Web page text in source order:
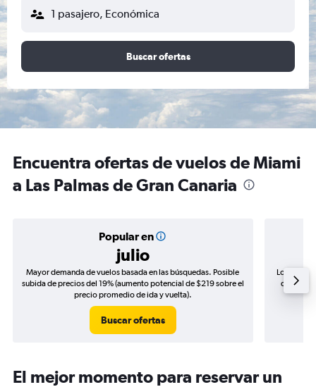
1 pasajero, Económica
Buscar ofertas
Encuentra ofertas de vuelos de Miami
a Las Palmas de Gran Canaria
Popular en
julio
Mayor demanda de vuelos basada en las búsquedas. Posible
subida de precios del 19% (aumento potencial de $219 sobre el
precio promedio de ida y vuelta).
Buscar ofertas
Los
de
El mejor momento para reservar un